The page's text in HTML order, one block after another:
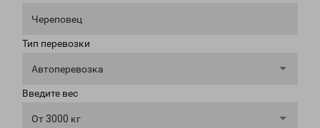
Череповец
Тип перевозки
Автоперевозка
Введите вес
От 3000 кг